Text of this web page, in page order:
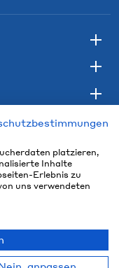
platzieren,
Inhalte
Erlebnis zu
uns verwendeten